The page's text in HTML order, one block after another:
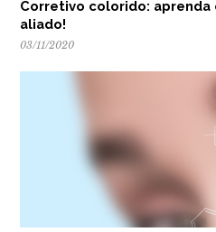
Corretivo colorido:
aliado!
03/11/2020